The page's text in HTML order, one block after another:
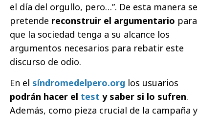
el día del orgullo, pero…”. De esta manera se
pretende reconstruir el argumentario para
que la sociedad tenga a su alcance los
argumentos necesarios para rebatir este
discurso de odio.
En el síndromedelpero.org los usuarios
podrán hacer el test y saber si lo sufren.
Además, como pieza crucial de la campaña y